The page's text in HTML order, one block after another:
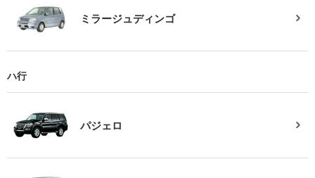
ミラージュディンゴ
ハ行
パジェロ